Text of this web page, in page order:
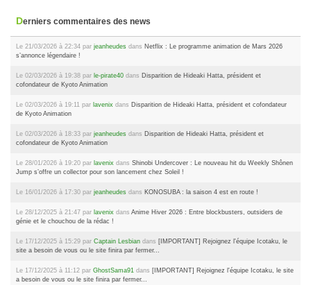
Derniers commentaires des news
Le 21/03/2026 à 22:34 par jeanheudes dans Netflix : Le programme animation de Mars 2026
s’annonce légendaire !
Le 02/03/2026 à 19:38 par le-pirate40 dans Disparition de Hideaki Hatta, président et
cofondateur de Kyoto Animation
Le 02/03/2026 à 19:11 par lavenix dans Disparition de Hideaki Hatta, président et cofondateur
de Kyoto Animation
Le 02/03/2026 à 18:33 par jeanheudes dans Disparition de Hideaki Hatta, président et
cofondateur de Kyoto Animation
Le 28/01/2026 à 19:20 par lavenix dans Shinobi Undercover : Le nouveau hit du Weekly Shônen
Jump s’offre un collector pour son lancement chez Soleil !
Le 16/01/2026 à 17:30 par jeanheudes dans KONOSUBA : la saison 4 est en route !
Le 28/12/2025 à 21:47 par lavenix dans Anime Hiver 2026 : Entre blockbusters, outsiders de
génie et le chouchou de la rédac !
Le 17/12/2025 à 15:29 par Captain Lesbian dans [IMPORTANT] Rejoignez l'équipe Icotaku, le
site a besoin de vous ou le site finira par fermer...
Le 17/12/2025 à 11:12 par GhostSama91 dans [IMPORTANT] Rejoignez l'équipe Icotaku, le site
a besoin de vous ou le site finira par fermer...